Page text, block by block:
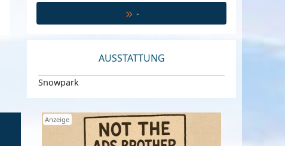
-
AUSSTATTUNG
Snowpark
Anzeige